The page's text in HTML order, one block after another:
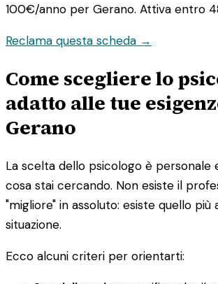
100€/anno per Gerano. Attiva entro
Reclama questa scheda →
Come scegliere lo
adatto alle tue
Gerano
La scelta dello psicologo è personale
cosa stai cercando. Non esiste il
"migliore" in assoluto: esiste quello più
situazione.
Ecco alcuni criteri per orientarti: